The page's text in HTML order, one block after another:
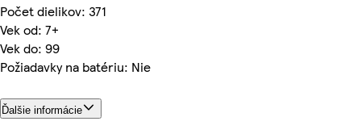
Počet dielikov: 371
Vek od: 7+
Vek do: 99
Požiadavky na batériu: Nie
Ďalšie informácie